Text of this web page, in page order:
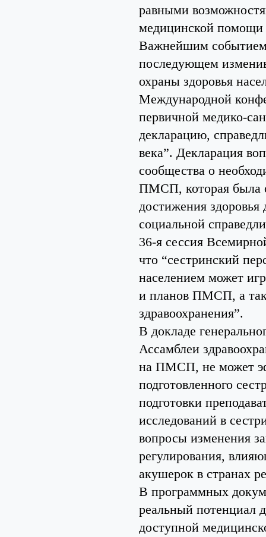
равными
медицинской помощи
Важнейшим
последующем
охраны здоровья
Международной
первичной медико-
декларацию,
века”. Декларация
сообщества о
ПМСП, которая была
достижения здоровья
социальной
36-я сессия
что “сестринский
населением может
и планов ПМСП, а
здравоохранения”.
В докладе
Ассамблеи
на ПМСП, не может
подготовленного
подготовки
исследований в
вопросы изменения
регулирования,
акушерок в странах
В программных
реальный потенциал
доступной